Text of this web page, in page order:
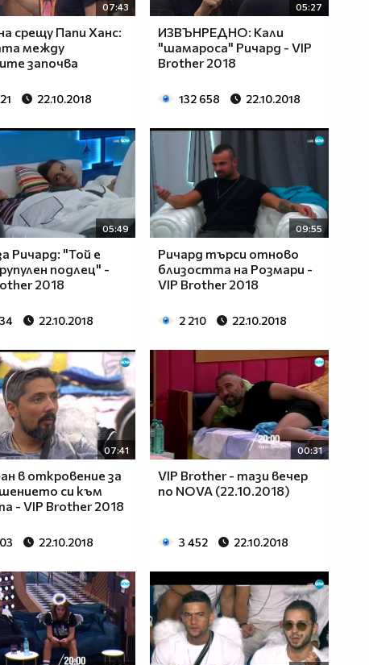
07:43
срещу Папи Ханс:
между
започва
22.10.2018
05:27
ИЗВЪНРЕДНО: Кали
"шамароса" Ричард - VIP
Brother 2018
132 658 22.10.2018
05:49
Ричард: "Той е
подлец" -
2018
22.10.2018
09:55
Ричард търси отново
близостта на Розмари -
VIP Brother 2018
2 210 22.10.2018
07:41
в откровение за
си към
- VIP Brother 2018
22.10.2018
00:31
VIP Brother - тази вечер
по NOVA (22.10.2018)
3 452 22.10.2018